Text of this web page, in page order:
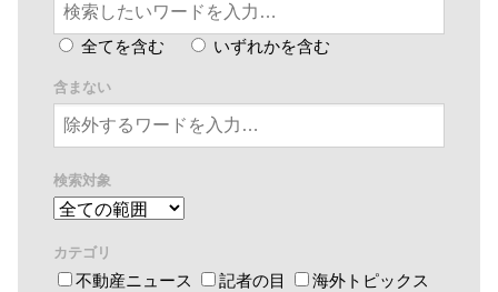
全てを含む いずれかを含む
含まない
検索対象
カテゴリ
不動産ニュース 記者の目 海外トピックス